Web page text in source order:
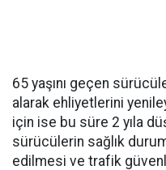
65 yaşını geçen
alarak ehliyetlerini
için ise bu süre 2 yıla
sürücülerin sağlık
edilmesi ve trafik